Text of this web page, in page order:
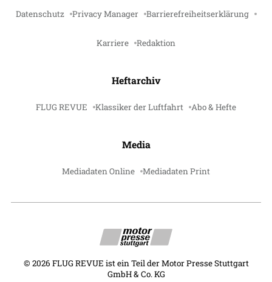
Datenschutz Privacy Manager Barrierefreiheitserklärung
Karriere Redaktion
Heftarchiv
FLUG REVUE Klassiker der Luftfahrt Abo & Hefte
Media
Mediadaten Online Mediadaten Print
© 2026 FLUG REVUE ist ein Teil der Motor Presse Stuttgart
GmbH & Co. KG